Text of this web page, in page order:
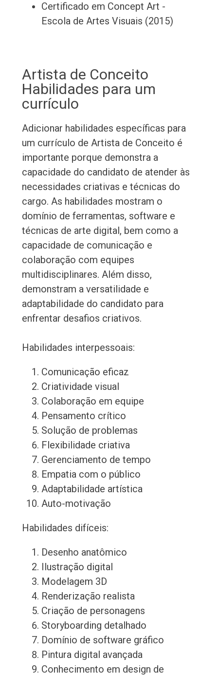
Certificado em Concept Art -
Escola de Artes Visuais (2015)
Artista de Conceito
Habilidades para um
currículo
Adicionar habilidades específicas para
um currículo de Artista de Conceito é
importante porque demonstra a
capacidade do candidato de atender às
necessidades criativas e técnicas do
cargo. As habilidades mostram o
domínio de ferramentas, software e
técnicas de arte digital, bem como a
capacidade de comunicação e
colaboração com equipes
multidisciplinares. Além disso,
demonstram a versatilidade e
adaptabilidade do candidato para
enfrentar desafios criativos.
Habilidades interpessoais:
Comunicação eficaz
Criatividade visual
Colaboração em equipe
Pensamento crítico
Solução de problemas
Flexibilidade criativa
Gerenciamento de tempo
Empatia com o público
Adaptabilidade artística
Auto-motivação
Habilidades difíceis:
Desenho anatômico
Ilustração digital
Modelagem 3D
Renderização realista
Criação de personagens
Storyboarding detalhado
Domínio de software gráfico
Pintura digital avançada
Conhecimento em design de